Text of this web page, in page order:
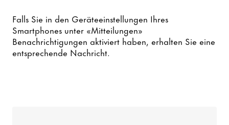
Falls Sie in den Geräteeinstellungen Ihres
Smartphones unter «Mitteilungen»
Benachrichtigungen aktiviert haben, erhalten Sie eine
entsprechende Nachricht.